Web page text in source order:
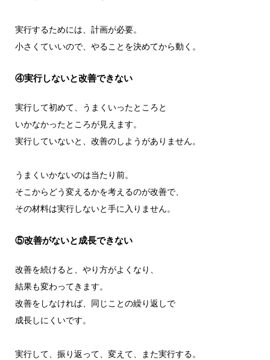
実行するためには、計画が必要。
小さくていいので、やることを決めてから動く。
④実行しないと改善できない
実行して初めて、うまくいったところと
いかなかったところが見えます。
実行していないと、改善のしようがありません。
うまくいかないのは当たり前。
そこからどう変えるかを考えるのが改善で、
その材料は実行しないと手に入りません。
⑤改善がないと成長できない
改善を続けると、やり方がよくなり、
結果も変わってきます。
改善をしなければ、同じことの繰り返しで
成長しにくいです。
実行して、振り返って、変えて、また実行する。